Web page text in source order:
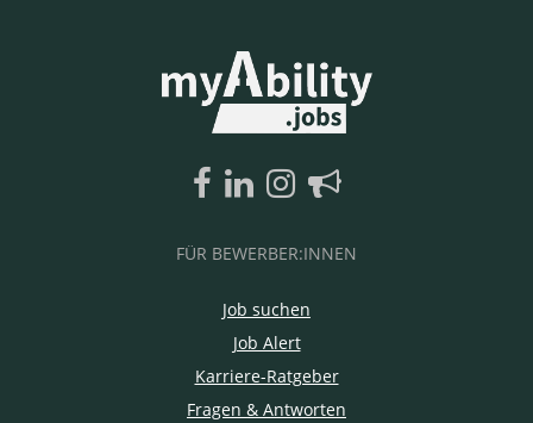
FÜR BEWERBER:INNEN
Job suchen
Job Alert
Karriere-Ratgeber
Fragen & Antworten